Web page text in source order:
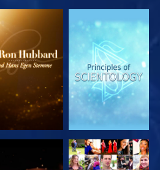
UTFORSK
SERIEN
UTFORSK
SERIEN